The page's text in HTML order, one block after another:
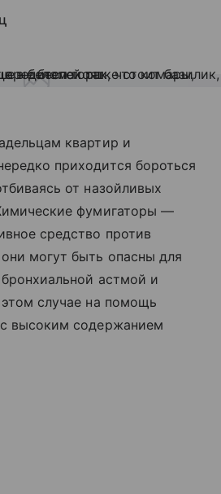
квартир и
приходится бороться
от назойливых
фумигаторы —
средство против
могут быть опасны для
астмой и
случае на помощь
высоким содержанием